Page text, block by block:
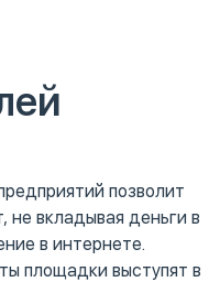
позволит
не вкладывая деньги в
в интернете.
площадки выступят в